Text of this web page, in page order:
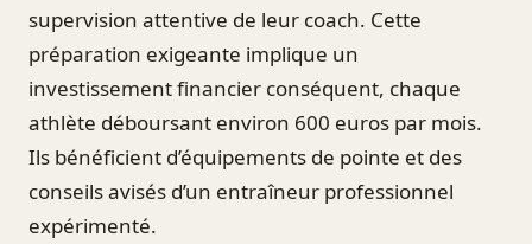
supervision attentive de leur coach. Cette
préparation exigeante implique un
investissement financier conséquent, chaque
athlète déboursant environ 600 euros par mois.
Ils bénéficient d’équipements de pointe et des
conseils avisés d’un entraîneur professionnel
expérimenté.